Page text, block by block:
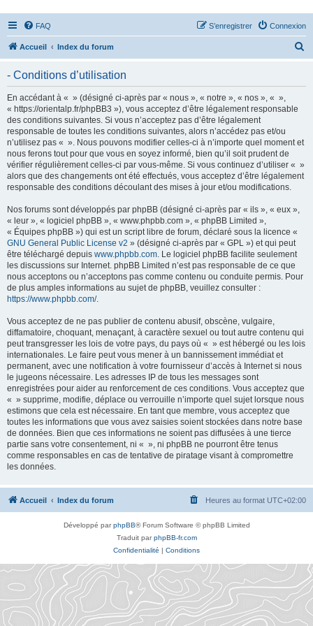
FAQ Connexion
S’enregistrer
Accueil Index du forum
- Conditions d’utilisation
En accédant à « » (désigné ci-après par « nous », « notre », « nos », « »,
« https://orientalp.fr/phpBB3 »), vous acceptez d’être légalement responsable
des conditions suivantes. Si vous n’acceptez pas d’être légalement
responsable de toutes les conditions suivantes, alors n’accédez pas et/ou
n’utilisez pas « ». Nous pouvons modifier celles-ci à n’importe quel moment et
nous ferons tout pour que vous en soyez informé, bien qu’il soit prudent de
vérifier régulièrement celles-ci par vous-même. Si vous continuez d’utiliser « »
alors que des changements ont été effectués, vous acceptez d’être légalement
responsable des conditions découlant des mises à jour et/ou modifications.
Nos forums sont développés par phpBB (désigné ci-après par « ils », « eux »,
« leur », « logiciel phpBB », « www.phpbb.com », « phpBB Limited »,
« Équipes phpBB ») qui est un script libre de forum, déclaré sous la licence «
GNU General Public License v2 » (désigné ci-après par « GPL ») et qui peut
être téléchargé depuis www.phpbb.com. Le logiciel phpBB facilite seulement
les discussions sur Internet. phpBB Limited n’est pas responsable de ce que
nous acceptons ou n’acceptons pas comme contenu ou conduite permis. Pour
de plus amples informations au sujet de phpBB, veuillez consulter :
https://www.phpbb.com/.
Vous acceptez de ne pas publier de contenu abusif, obscène, vulgaire,
diffamatoire, choquant, menaçant, à caractère sexuel ou tout autre contenu qui
peut transgresser les lois de votre pays, du pays où « » est hébergé ou les lois
internationales. Le faire peut vous mener à un bannissement immédiat et
permanent, avec une notification à votre fournisseur d’accès à Internet si nous
le jugeons nécessaire. Les adresses IP de tous les messages sont
enregistrées pour aider au renforcement de ces conditions. Vous acceptez que
« » supprime, modifie, déplace ou verrouille n’importe quel sujet lorsque nous
estimons que cela est nécessaire. En tant que membre, vous acceptez que
toutes les informations que vous avez saisies soient stockées dans notre base
de données. Bien que ces informations ne soient pas diffusées à une tierce
partie sans votre consentement, ni « », ni phpBB ne pourront être tenus
comme responsables en cas de tentative de piratage visant à compromettre
les données.
Accueil Index du forum Heures au format UTC+02:00
Développé parphpBB® Forum Software © phpBB Limited
Traduit parphpBB-fr.com
Confidentialité | Conditions